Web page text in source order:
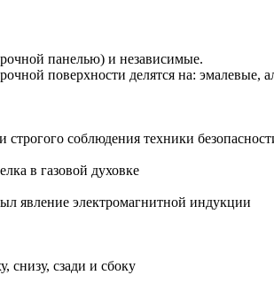
панелью) и независимые.
поверхности делятся на: эмалевые,
соблюдения техники
в газовой духовке
явление электромагнитной индукции
снизу, сзади и сбоку